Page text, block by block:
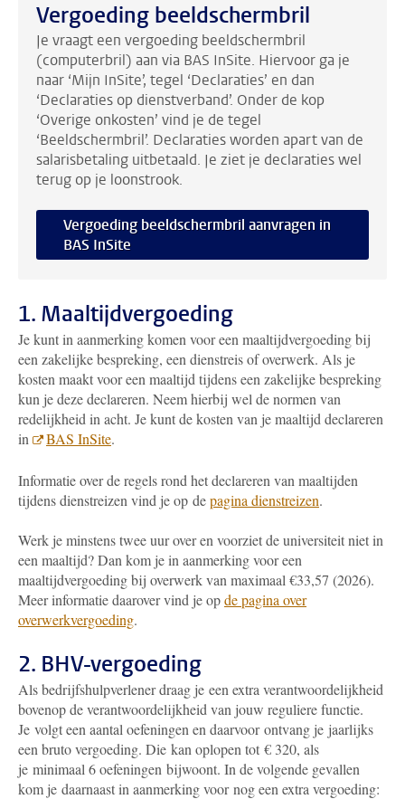
Vergoeding beeldschermbril
Je vraagt een vergoeding beeldschermbril
(computerbril) aan via BAS InSite. Hiervoor ga je
naar ‘Mijn InSite’, tegel ‘Declaraties’ en dan
‘Declaraties op dienstverband’. Onder de kop
‘Overige onkosten’ vind je de tegel
‘Beeldschermbril’. Declaraties worden apart van de
salarisbetaling uitbetaald. Je ziet je declaraties wel
terug op je loonstrook.
Vergoeding beeldschermbril aanvragen in
BAS InSite
1. Maaltijdvergoeding
Je kunt in aanmerking komen voor een maaltijdvergoeding bij
een zakelijke bespreking, een dienstreis of overwerk. Als je
kosten maakt voor een maaltijd tijdens een zakelijke bespreking
kun je deze declareren. Neem hierbij wel de normen van
redelijkheid in acht. Je kunt de kosten van je maaltijd declareren
in
BAS InSite.
Informatie over de regels rond het declareren van maaltijden
tijdens dienstreizen vind je op depagina dienstreizen.
Werk je minstens twee uur over en voorziet de universiteit niet in
een maaltijd? Dan kom je in aanmerking voor een
maaltijdvergoeding bij overwerk van maximaal €33,57 (2026).
Meer informatie daarover vind je opde pagina over
overwerkvergoeding.
2. BHV-vergoeding
Als bedrijfshulpverlener draag je een extra verantwoordelijkheid
bovenop de verantwoordelijkheid van jouw reguliere functie.
Je volgt een aantal oefeningen en daarvoor ontvang je jaarlijks
een bruto vergoeding. Die kan oplopen tot € 320, als
je minimaal 6 oefeningen bijwoont. In de volgende gevallen
kom je daarnaast in aanmerking voor nog een extra vergoeding: